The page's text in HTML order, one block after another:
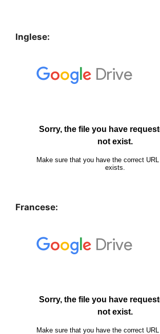
Inglese:
Francese: